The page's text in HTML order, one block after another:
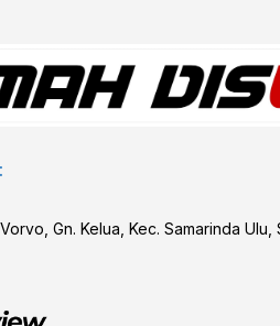
Gn. Kelua, Kec. Samarinda Ulu,